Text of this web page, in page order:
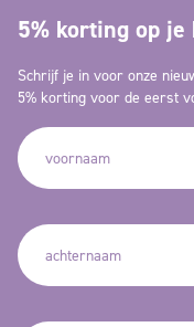
5% korting op je
Schrijf je in voor onze
5% korting voor de eerst